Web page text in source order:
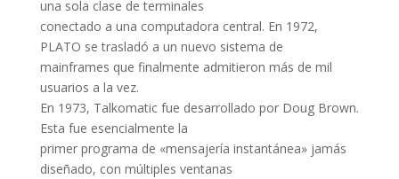
una sola clase de terminales
conectado a una computadora central. En 1972,
PLATO se trasladó a un nuevo sistema de
mainframes que finalmente admitieron más de mil
usuarios a la vez.
En 1973, Talkomatic fue desarrollado por Doug Brown.
Esta fue esencialmente la
primer programa de «mensajería instantánea» jamás
diseñado, con múltiples ventanas